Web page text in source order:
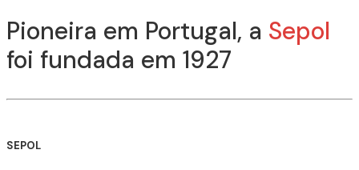
Pioneira em Portugal, a Sepol
foi fundada em 1927
SEPOL